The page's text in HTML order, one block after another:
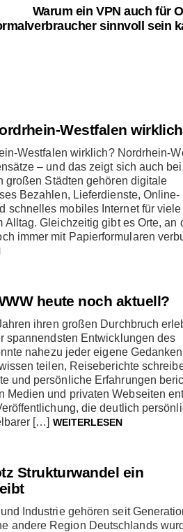
Warum ein VPN auch für
sinnvoll sein
Westfalen
Westfalen wirklich? Nordrhein-
– und das zeigt sich auch
großen Städten gehören digitale
Bezahlen, Lieferdienste, Online-
schnelles mobiles Internet für viele
Alltag. Gleichzeitig gibt es Orte, an
immer mit Papierformularen
heute noch aktuell?
ihren großen Durchbruch
spannendsten Entwicklungen des
nahezu jeder eigene Gedanken
teilen, Reiseberichte
und persönliche Erfahrungen
Medien und privaten Webseiten
die deutlich
[…] WEITERLESEN
Strukturwandel ein
Industrie gehören seit
andere Region Deutschlands